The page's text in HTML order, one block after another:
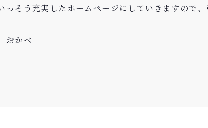
っそう充実したホームページにしていきますので
おかべ